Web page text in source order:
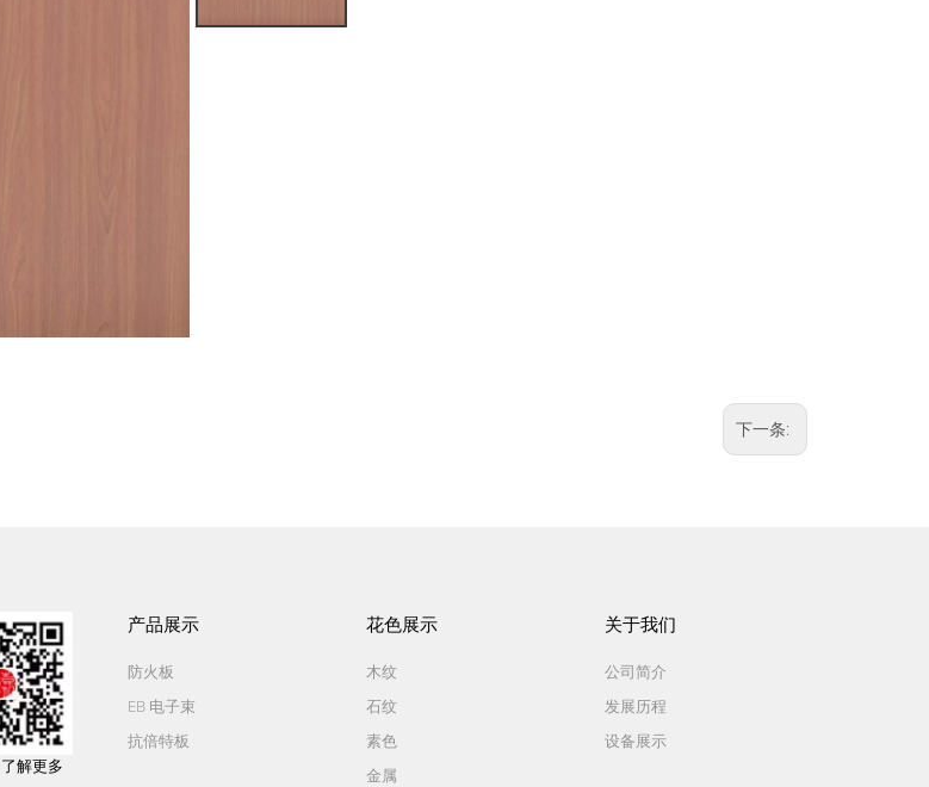
下一条:
解更多
产品展示
防火板
EB 电子束
抗倍特板
花色展示
木纹
石纹
素色
金属
关于我们
公司简介
发展历程
设备展示